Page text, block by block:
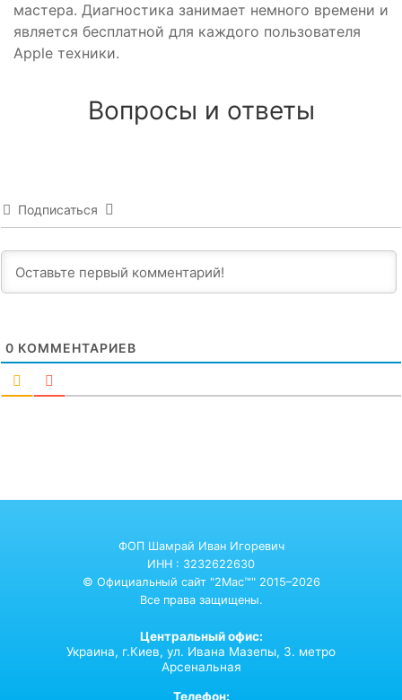
мастера. Диагностика занимает немного времени и
является бесплатной для каждого пользователя
Apple техники.
Вопросы и ответы
Подписаться
0 КОММЕНТАРИЕВ
ФОП Шамрай Иван Игоревич
ИНН : 3232622630
© Официальный сайт "2Mac™" 2015–2026
Все права защищены.
Центральный офис:
Украина, г.Киев, ул. Ивана Мазепы, 3. метро
Арсенальная
Телефон: